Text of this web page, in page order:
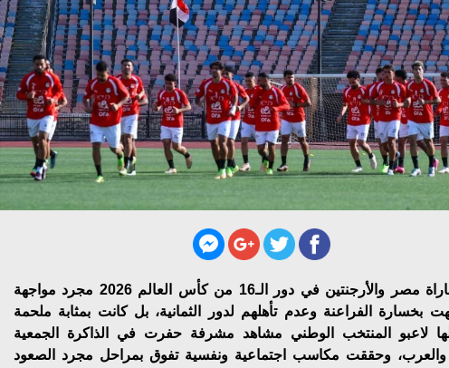
لم تكن مباراة مصر والأرجنتين في دور الـ16 من كأس العالم 2026 مجرد مواجهة
بخسارة الفراعنة وعدم تأهلهم لدور الثمانية، بل كانت بمثابة ملحمة
لاعبو المنتخب الوطني مشاهد مشرفة حفرت في الذاكرة الجمعية
والعرب، وحققت مكاسب اجتماعية ونفسية تفوق بمراحل مجرد الصعود